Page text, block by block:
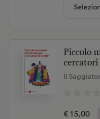
Piccolo
cercatori
Il
€ 15,00